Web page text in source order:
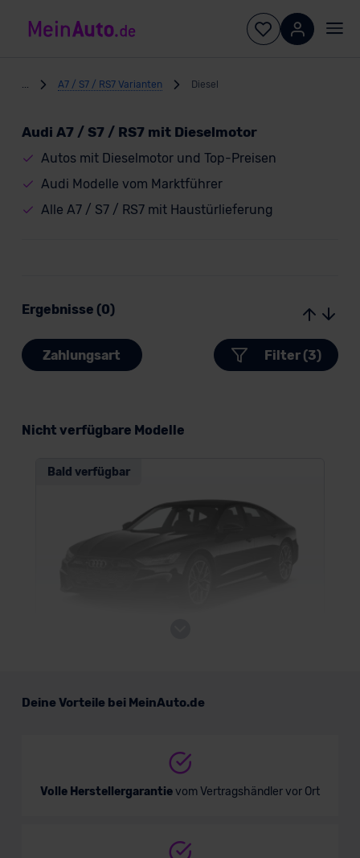
A7 / S7 / RS7 Varianten Diesel
Audi A7 / S7 / RS7 mit Dieselmotor
Autos mit Dieselmotor und Top-Preisen
Audi Modelle vom Marktführer
Alle A7 / S7 / RS7 mit Haustürlieferung
Ergebnisse (0)
Zahlungsart Filter (3)
Nicht verfügbare Modelle
Bald verfügbar
Deine Vorteile bei MeinAuto.de
Volle Herstellergarantievom Vertragshändler vor Ort